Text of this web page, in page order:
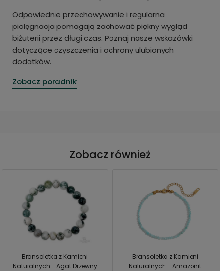
Odpowiednie przechowywanie i regularna
pielęgnacja pomagają zachować piękny wygląd
biżuterii przez długi czas. Poznaj nasze wskazówki
dotyczące czyszczenia i ochrony ulubionych
dodatków.
Zobacz poradnik
Zobacz również
Bransoletka z Kamieni
Naturalnych - Agat Drzewny
Bransoletka z Kamieni
Naturalnych - Amazonit